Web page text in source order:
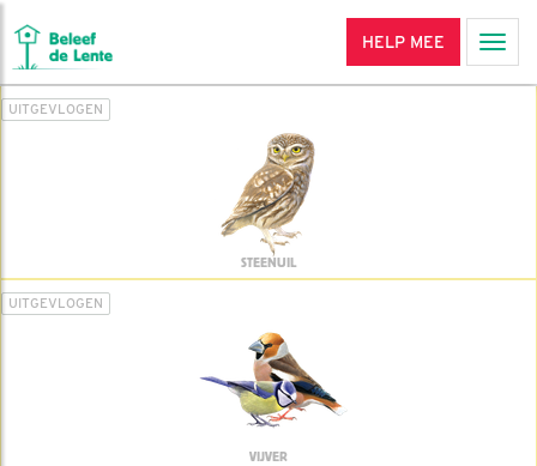
HELP MEE
UITGEVLOGEN
STEENUIL
UITGEVLOGEN
VIJVER